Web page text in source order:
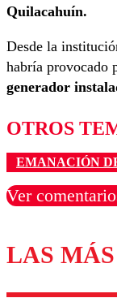
Quilacahuín.
Desde la
habría provocado
generador
OTROS
EMANACIÓN
Ver
Los
LAS